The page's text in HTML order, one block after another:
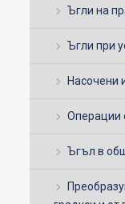
Ъгли на
Ъгли при
Насочени
Операции
Ъгъл в